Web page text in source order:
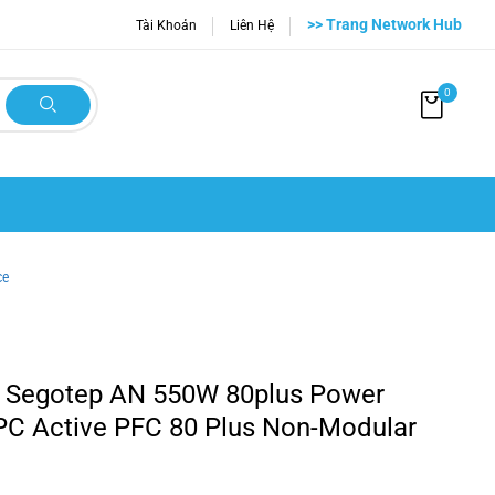
Tài Khoản Liên Hệ >> Trang Network Hub
0
AN 550W 80plus Power
Active PFC 80 Plus Non-Modular